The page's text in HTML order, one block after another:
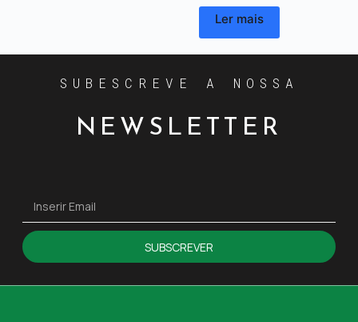
Ler mais
SUBESCREVE A NOSSA
NEWSLETTER
SUBSCREVER